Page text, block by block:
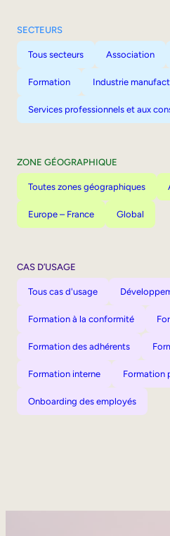
SECTEURS
Tous secteurs Association
Formation Industrie
Services professionnels et aux
ZONE GÉOGRAPHIQUE
Toutes zones géographiques
Europe – France Global
CAS D’USAGE
Tous cas d'usage
Formation à la conformité
Formation des adhérents
Formation interne Formation
Onboarding des employés